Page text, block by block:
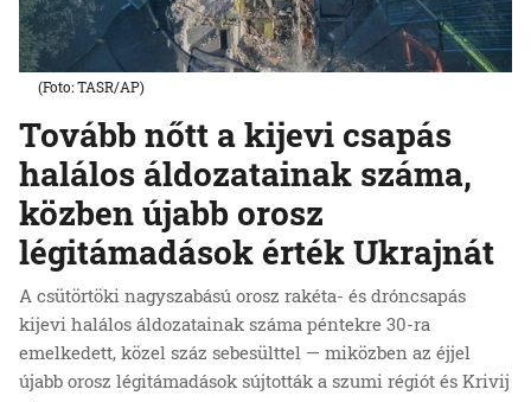
Tovább nőtt a kijevi csapás
halálos áldozatainak száma,
közben újabb orosz
légitámadások érték Ukrajnát
A csütörtöki nagyszabású orosz rakéta- és dróncsapás
kijevi halálos áldozatainak száma péntekre 30-ra
emelkedett, közel száz sebesülttel — miközben az éjjel
újabb orosz légitámadások sújtották a szumi régiót és Krivij
(Foto: TASR/AP)